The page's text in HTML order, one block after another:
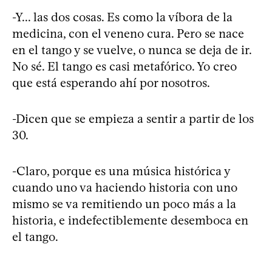
-Y... las dos cosas. Es como la víbora de la
medicina, con el veneno cura. Pero se nace
en el tango y se vuelve, o nunca se deja de ir.
No sé. El tango es casi metafórico. Yo creo
que está esperando ahí por nosotros.
-Dicen que se empieza a sentir a partir de los
30.
-Claro, porque es una música histórica y
cuando uno va haciendo historia con uno
mismo se va remitiendo un poco más a la
historia, e indefectiblemente desemboca en
el tango.